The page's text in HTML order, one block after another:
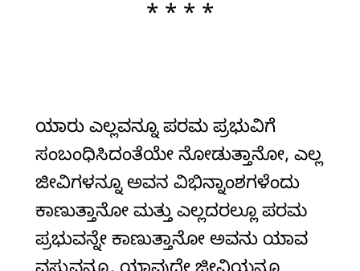
* * * *
ಯಾರು ಎಲ್ಲವನ್ನೂ ಪರಮ ಪ್ರಭುವಿಗೆ
ಸಂಬಂಧಿಸಿದಂತೆಯೇ ನೋಡುತ್ತಾನೋ, ಎಲ್ಲ
ಜೀವಿಗಳನ್ನೂ ಅವನ ವಿಭಿನ್ನಾಂಶಗಳೆಂದು
ಕಾಣುತ್ತಾನೋ ಮತ್ತು ಎಲ್ಲದರಲ್ಲೂ ಪರಮ
ಪ್ರಭುವನ್ನೇ ಕಾಣುತ್ತಾನೋ ಅವನು ಯಾವ